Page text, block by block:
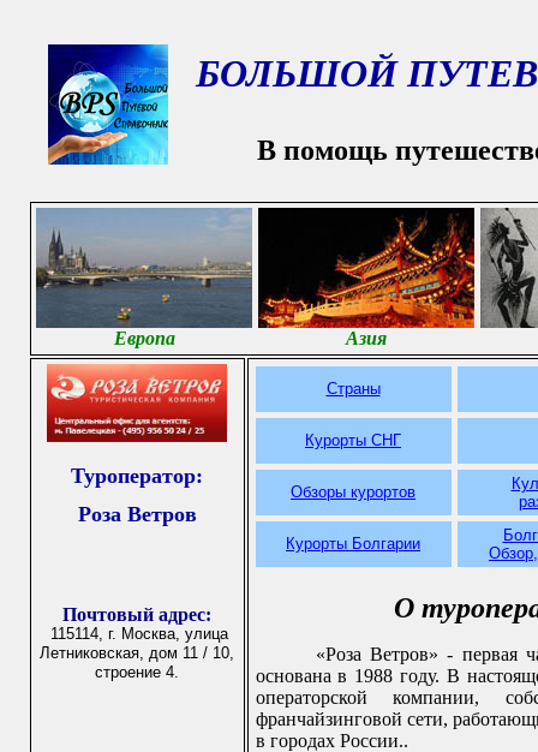
БОЛЬШОЙ
В помощь
Европа Азия
Туроператор:
Роза Ветров
Почтовый адрес:
115114, г. Москва, улица
Летниковская, дом 11 / 10,
строение 4.
Страны
Курорты СНГ
Обзоры курортов
Курорты Болгарии
О
«Роза Ветров» - первая
основана в 1988 году. В
операторской компании,
франчайзинговой сети,
в городах России..